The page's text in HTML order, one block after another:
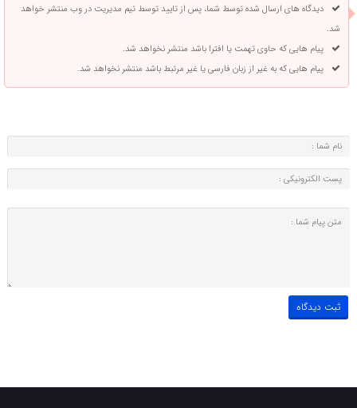
دیدگاه های ارسال شده توسط شما، پس از تایید توسط تیم مدیریت در وب منتشر خواهد
شد.
پیام هایی که حاوی تهمت یا افترا باشد منتشر نخواهد شد.
پیام هایی که به غیر از زبان فارسی یا غیر مرتبط باشد منتشر نخواهد شد.